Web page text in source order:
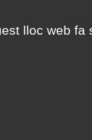
lloc web fa